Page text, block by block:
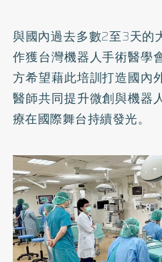
與國內過去多數2至3天的
作獲台灣機器人手術醫學
方希望藉此培訓打造國內
醫師共同提升微創與機器
療在國際舞台持續發光。